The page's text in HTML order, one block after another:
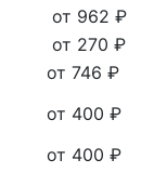
от 962 ₽
от 270 ₽
от 746 ₽
от 400 ₽
от 400 ₽